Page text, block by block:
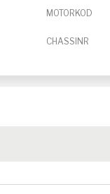
MOTORKOD
CHASSINR